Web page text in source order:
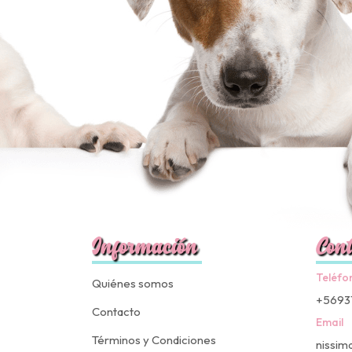
Información
Quiénes somos
Contacto
Términos y Condiciones
Email